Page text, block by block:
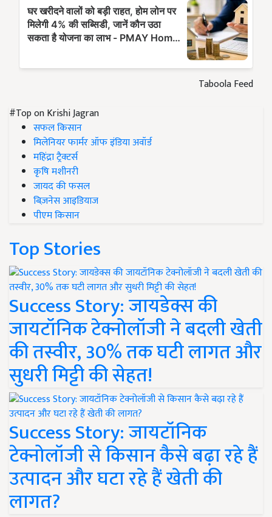
Taboola Feed
#Top on Krishi Jagran
सफल किसान
मिलेनियर फार्मर ऑफ इंडिया अवॉर्ड
महिंद्रा ट्रैक्टर्स
कृषि मशीनरी
जायद की फसल
बिज़नेस आइडियाज
पीएम किसान
Top Stories
Success Story: जायडेक्स की
जायटॉनिक टेक्नोलॉजी ने बदली खेती
की तस्वीर, 30% तक घटी लागत और
सुधरी मिट्टी की सेहत!
Success Story: जायटॉनिक
टेक्नोलॉजी से किसान कैसे बढ़ा रहे हैं
उत्पादन और घटा रहे हैं खेती की
लागत?